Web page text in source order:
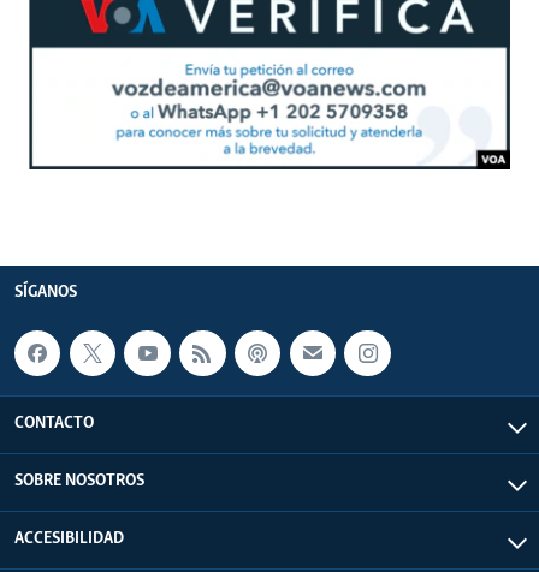
SÍGANOS
CONTACTO
SOBRE NOSOTROS
ACCESIBILIDAD